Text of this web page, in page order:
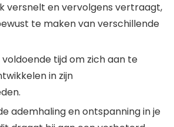
versnelt en vervolgens vertraagt,
te maken van verschillende
tijd om zich aan te
in zijn
ademhaling en ontspanning in je